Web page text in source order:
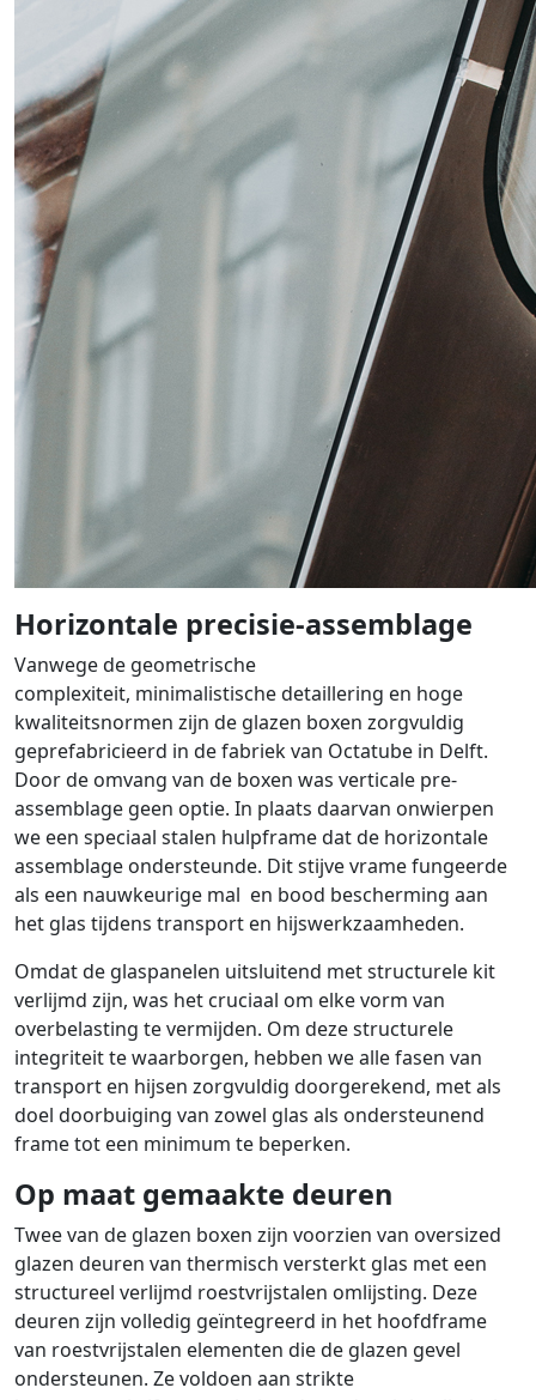
Horizontale precisie-assemblage
Vanwege de geometrische
complexiteit, minimalistische detaillering en hoge
kwaliteitsnormen zijn de glazen boxen zorgvuldig
geprefabricieerd in de fabriek van Octatube in Delft.
Door de omvang van de boxen was verticale pre-
assemblage geen optie. In plaats daarvan onwierpen
we een speciaal stalen hulpframe dat de horizontale
assemblage ondersteunde. Dit stijve vrame fungeerde
als een nauwkeurige mal en bood bescherming aan
het glas tijdens transport en hijswerkzaamheden.
Omdat de glaspanelen uitsluitend met structurele kit
verlijmd zijn, was het cruciaal om elke vorm van
overbelasting te vermijden. Om deze structurele
integriteit te waarborgen, hebben we alle fasen van
transport en hijsen zorgvuldig doorgerekend, met als
doel doorbuiging van zowel glas als ondersteunend
frame tot een minimum te beperken.
Op maat gemaakte deuren
Twee van de glazen boxen zijn voorzien van oversized
glazen deuren van thermisch versterkt glas met een
structureel verlijmd roestvrijstalen omlijsting. Deze
deuren zijn volledig geïntegreerd in het hoofdframe
van roestvrijstalen elementen die de glazen gevel
ondersteunen. Ze voldoen aan strikte